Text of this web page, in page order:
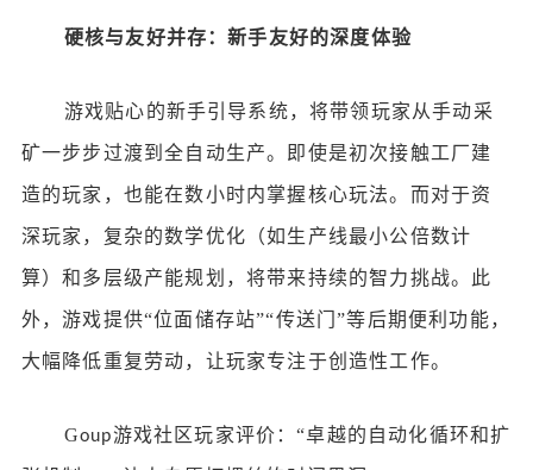
硬核与友好并存：新手友好的深度体验
游戏贴心的新手引导系统，将带领玩家从手动采
矿一步步过渡到全自动生产。即使是初次接触工厂建
造的玩家，也能在数小时内掌握核心玩法。而对于资
深玩家，复杂的数学优化（如生产线最小公倍数计
算）和多层级产能规划，将带来持续的智力挑战。此
外，游戏提供“位面储存站”“传送门”等后期便利功能，
大幅降低重复劳动，让玩家专注于创造性工作。
Goup游戏社区玩家评价：“卓越的自动化循环和扩